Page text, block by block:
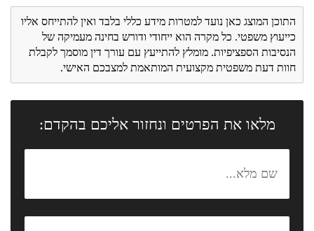
התוכן המוצג כאן נועד למטרות מידע כללי בלבד ואין להתייחס אליו
כייעוץ משפטי. כל מקרה הוא ייחודי ודורש בחינה מעמיקה של
הנסיבות הספציפיות. מומלץ להתייעץ עם עורך דין מוסמך לקבלת
חוות דעת משפטית מקצועית המותאמת למצבכם האישי.
מלאו את הפרטים ונחזור אליכם בהקדם: